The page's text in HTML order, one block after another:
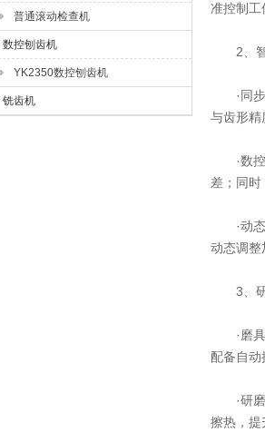
普通滚动检查机
数控刨齿机
YK2350数控刨齿机
铣齿机
准控制工
2、智
·同步
与齿形精
·数控
差；同时
·动态
动态调整
3、研
·磨具
配备自动
·研磨
擦热，提